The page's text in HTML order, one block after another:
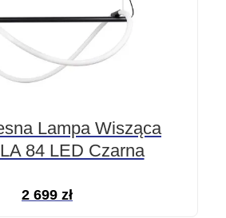
Lampa Wisząca
84 LED Czarna
2 699 zł